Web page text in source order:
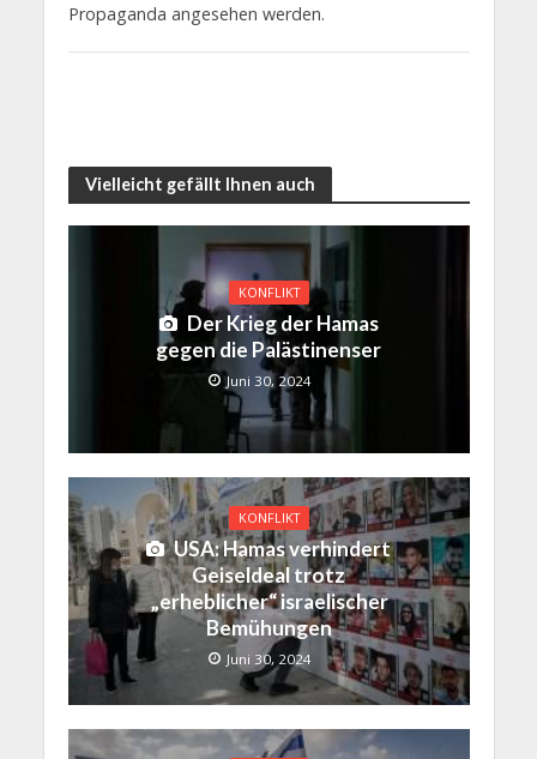
Propaganda angesehen werden.
Vielleicht gefällt Ihnen auch
KONFLIKT
Der Krieg der Hamas
gegen die Palästinenser
Juni 30, 2024
KONFLIKT
USA: Hamas verhindert
Geiseldeal trotz
„erheblicher“ israelischer
Bemühungen
Juni 30, 2024